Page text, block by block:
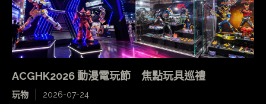
ACGHK2026 動漫電玩節 焦點玩具巡禮
玩物 2026-07-24